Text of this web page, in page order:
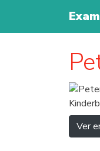
Ver